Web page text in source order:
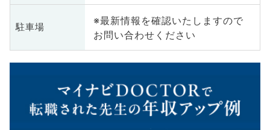
駐車場
※最新情報を確認いたしますので
お問い合わせください